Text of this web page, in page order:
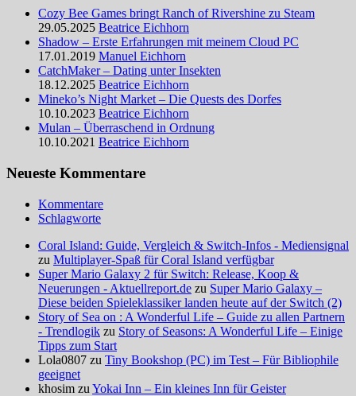
Cozy Bee Games bringt Ranch of Rivershine zu Steam
29.05.2025 Beatrice Eichhorn
Shadow – Erste Erfahrungen mit meinem Cloud PC
17.01.2019 Manuel Eichhorn
CatchMaker – Dating unter Insekten
18.12.2025 Beatrice Eichhorn
Mineko’s Night Market – Die Quests des Dorfes
10.10.2023 Beatrice Eichhorn
Mulan – Überraschend in Ordnung
10.10.2021 Beatrice Eichhorn
Neueste Kommentare
Kommentare
Schlagworte
Coral Island: Guide, Vergleich & Switch-Infos - Mediensignal
zu Multiplayer-Spaß für Coral Island verfügbar
Super Mario Galaxy 2 für Switch: Release, Koop &
Neuerungen - Aktuellreport.de zu Super Mario Galaxy –
Diese beiden Spieleklassiker landen heute auf der Switch (2)
Story of Sea on : A Wonderful Life – Guide zu allen Partnern
- Trendlogik zu Story of Seasons: A Wonderful Life – Einige
Tipps zum Start
Lola0807 zu Tiny Bookshop (PC) im Test – Für Bibliophile
geeignet
khosim zu Yokai Inn – Ein kleines Inn für Geister